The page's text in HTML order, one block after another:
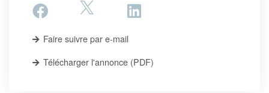
Faire suivre par e-mail
Télécharger l'annonce (PDF)